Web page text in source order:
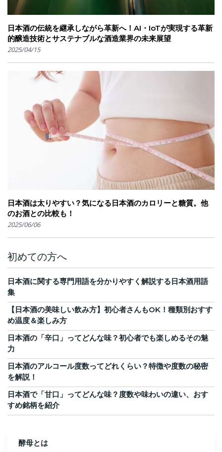
日本酒の伝統を継承しながら革新へ！AI・IoTが実現する革新
的醸造技術とサステナブルな酒造業界の未来展望
2025/04/15
日本酒は太りやすい？気になる日本酒のカロリーと糖質。他
のお酒との比較も！
2025/06/06
初めての方へ
日本酒に関する専門用語を分かりやすく解説する日本酒用語
集
【日本酒の美味しい飲み方】初心者さんもOK！種類別おすす
め温度＆楽しみ方
日本酒の「辛口」ってどんな味？初心者でも楽しめるその魅
力
日本酒のアルコール度数ってどれくらい？特徴や度数の秘密
を解説！
日本酒で「甘口」ってどんな味？度数や味わいの違い、おす
すめ銘柄を紹介
酵母とは